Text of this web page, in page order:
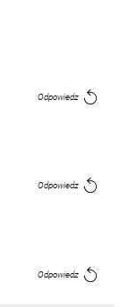
Odpowiedz
Odpowiedz
Odpowiedz